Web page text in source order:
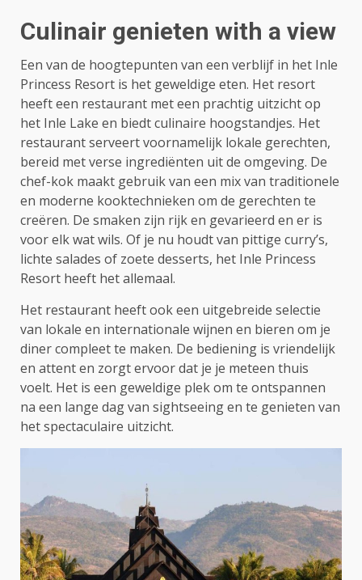
Culinair genieten with a view
Een van de hoogtepunten van een verblijf in het Inle
Princess Resort is het geweldige eten. Het resort
heeft een restaurant met een prachtig uitzicht op
het Inle Lake en biedt culinaire hoogstandjes. Het
restaurant serveert voornamelijk lokale gerechten,
bereid met verse ingrediënten uit de omgeving. De
chef-kok maakt gebruik van een mix van traditionele
en moderne kooktechnieken om de gerechten te
creëren. De smaken zijn rijk en gevarieerd en er is
voor elk wat wils. Of je nu houdt van pittige curry’s,
lichte salades of zoete desserts, het Inle Princess
Resort heeft het allemaal.
Het restaurant heeft ook een uitgebreide selectie
van lokale en internationale wijnen en bieren om je
diner compleet te maken. De bediening is vriendelijk
en attent en zorgt ervoor dat je je meteen thuis
voelt. Het is een geweldige plek om te ontspannen
na een lange dag van sightseeing en te genieten van
het spectaculaire uitzicht.